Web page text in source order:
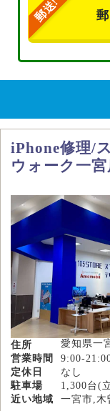
iPhone修理/
ウォーク一宮
住所
愛知県一
営業時間
9:00-
定休日
なし
駐車場
1,300台(
近い地域
一宮市,木